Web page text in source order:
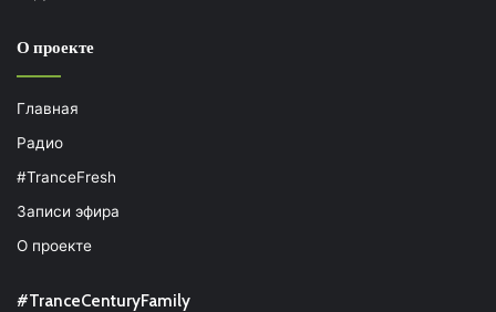
О проекте
Главная
Радио
#TranceFresh
Записи эфира
О проекте
#TranceCenturyFamily